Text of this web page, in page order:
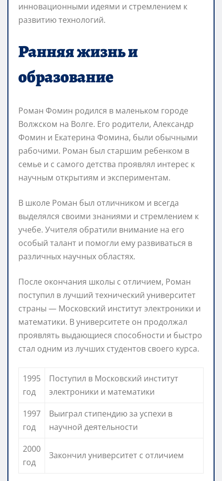
инновационными идеями и стремлением к
развитию технологий.
Ранняя жизнь и
образование
Роман Фомин родился в маленьком городе
Волжском на Волге. Его родители, Александр
Фомин и Екатерина Фомина, были обычными
рабочими. Роман был старшим ребенком в
семье и с самого детства проявлял интерес к
научным открытиям и экспериментам.
В школе Роман был отличником и всегда
выделялся своими знаниями и стремлением к
учебе. Учителя обратили внимание на его
особый талант и помогли ему развиваться в
различных научных областях.
После окончания школы с отличием, Роман
поступил в лучший технический университет
страны — Московский институт электроники и
математики. В университете он продолжал
проявлять выдающиеся способности и быстро
стал одним из лучших студентов своего курса.
1995
год
Поступил в Московский институт
электроники и математики
1997
год
Выиграл стипендию за успехи в
научной деятельности
2000
год
Закончил университет с отличием